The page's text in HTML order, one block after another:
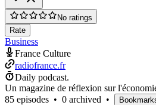
No ratings
Rate
Business
France Culture
radiofrance.fr
Daily podcast.
Un magazine de réflexion sur
85 episodes • 0 archived •